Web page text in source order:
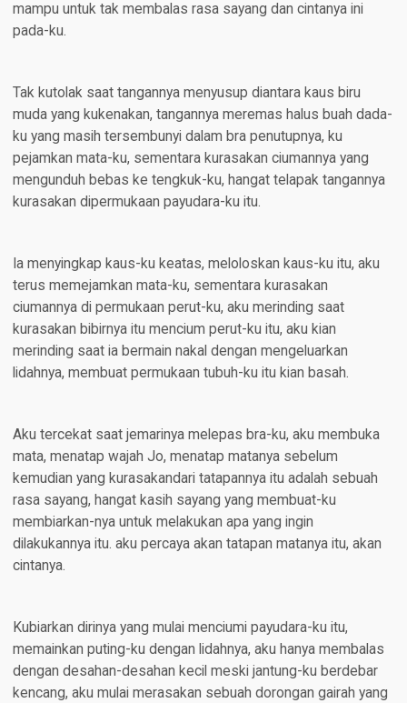
mampu untuk tak membalas rasa sayang dan cintanya ini
pada-ku.
Tak kutolak saat tangannya menyusup diantara kaus biru
muda yang kukenakan, tangannya meremas halus buah dada-
ku yang masih tersembunyi dalam bra penutupnya, ku
pejamkan mata-ku, sementara kurasakan ciumannya yang
mengunduh bebas ke tengkuk-ku, hangat telapak tangannya
kurasakan dipermukaan payudara-ku itu.
Ia menyingkap kaus-ku keatas, meloloskan kaus-ku itu, aku
terus memejamkan mata-ku, sementara kurasakan
ciumannya di permukaan perut-ku, aku merinding saat
kurasakan bibirnya itu mencium perut-ku itu, aku kian
merinding saat ia bermain nakal dengan mengeluarkan
lidahnya, membuat permukaan tubuh-ku itu kian basah.
Aku tercekat saat jemarinya melepas bra-ku, aku membuka
mata, menatap wajah Jo, menatap matanya sebelum
kemudian yang kurasakandari tatapannya itu adalah sebuah
rasa sayang, hangat kasih sayang yang membuat-ku
membiarkan-nya untuk melakukan apa yang ingin
dilakukannya itu. aku percaya akan tatapan matanya itu, akan
cintanya.
Kubiarkan dirinya yang mulai menciumi payudara-ku itu,
memainkan puting-ku dengan lidahnya, aku hanya membalas
dengan desahan-desahan kecil meski jantung-ku berdebar
kencang, aku mulai merasakan sebuah dorongan gairah yang